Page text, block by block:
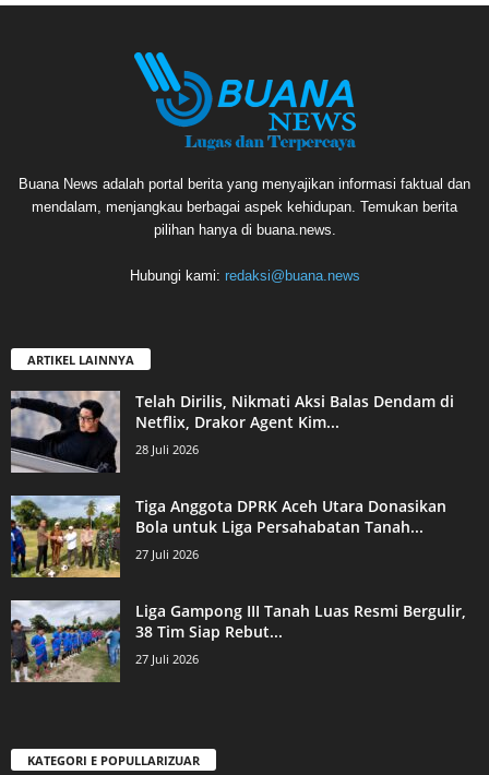
Buana News adalah portal berita yang menyajikan informasi faktual dan
mendalam, menjangkau berbagai aspek kehidupan. Temukan berita
pilihan hanya di buana.news.
Hubungi kami: redaksi@buana.news
ARTIKEL LAINNYA
Telah Dirilis, Nikmati Aksi Balas Dendam di
Netflix, Drakor Agent Kim...
28 Juli 2026
Tiga Anggota DPRK Aceh Utara Donasikan
Bola untuk Liga Persahabatan Tanah...
27 Juli 2026
Liga Gampong III Tanah Luas Resmi Bergulir,
38 Tim Siap Rebut...
27 Juli 2026
KATEGORI E POPULLARIZUAR